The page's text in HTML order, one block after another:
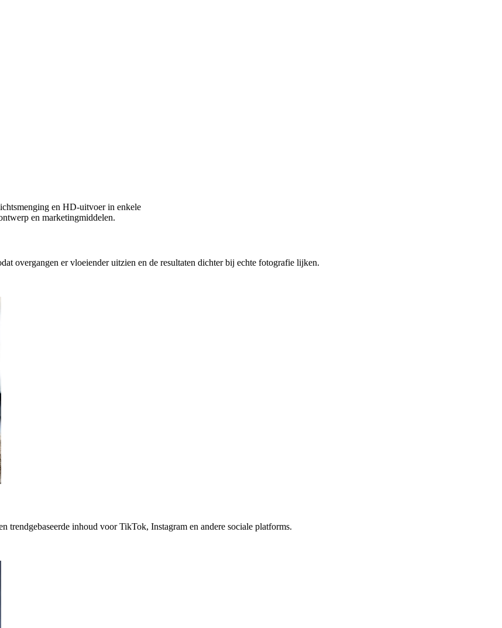
en HD-uitvoer in enkele
en marketingmiddelen.
overgangen er vloeiender uitzien en de resultaten dichter bij echte fotografie lijken.
inhoud voor TikTok, Instagram en andere sociale platforms.